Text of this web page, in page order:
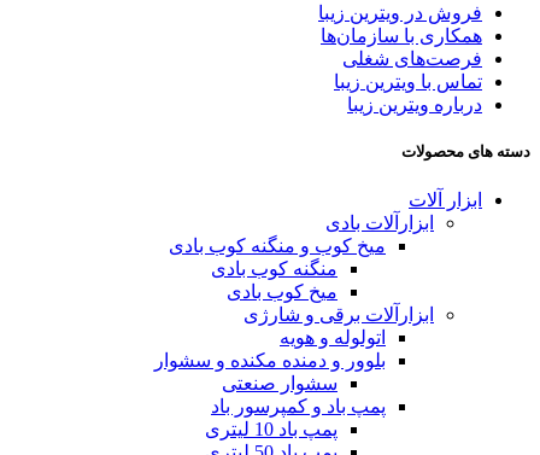
فروش در ویترین زیبا
همکاری با سازمان‌ها
فرصت‌های شغلی
تماس با ویترین زیبا
درباره ویترین زیبا
دسته های محصولات
ابزار آلات
ابزارآلات بادی
میخ کوب و منگنه کوب بادی
منگنه کوب بادی
میخ کوب بادی
ابزارآلات برقی و شارژی
اتولوله و هویه
بلوور و دمنده مکنده و سشوار
سشوار صنعتی
پمپ باد و کمپرسور باد
پمپ باد 10 لیتری